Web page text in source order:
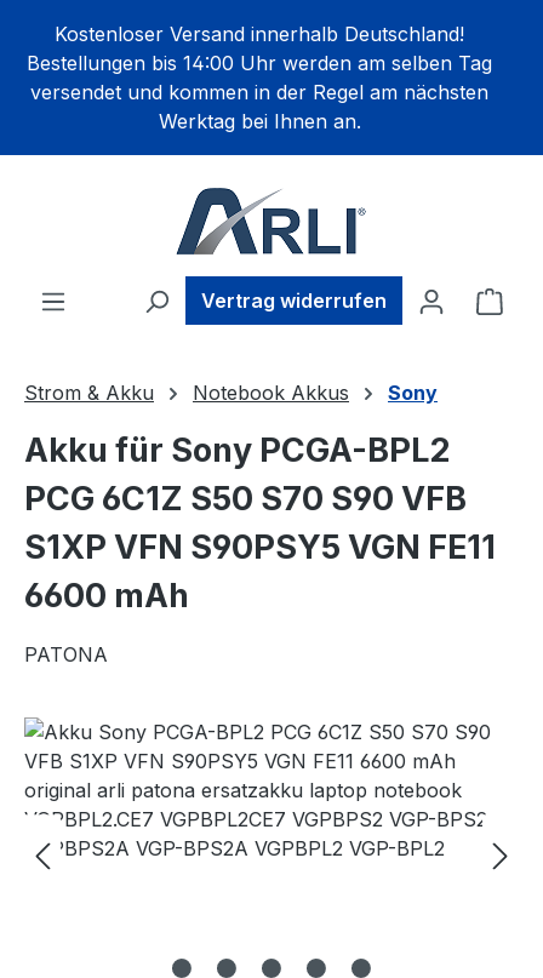
springen
Kostenloser Versand innerhalb Deutschland!
Bestellungen bis 14:00 Uhr werden am selben Tag
versendet und kommen in der Regel am nächsten
Werktag bei Ihnen an.
Vertrag widerrufen
Strom & Akku Notebook Akkus Sony
Akku für Sony PCGA-BPL2
PCG 6C1Z S50 S70 S90 VFB
S1XP VFN S90PSY5 VGN FE11
6600 mAh
PATONA
Bildergalerie überspringen